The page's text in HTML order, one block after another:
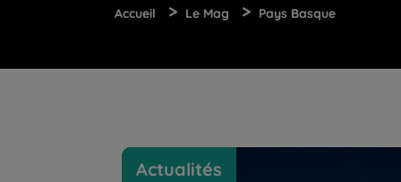
Accueil > Le Mag > Pays Basque
Où voir l'éclipse d'août 2026 ? Les
Actualités